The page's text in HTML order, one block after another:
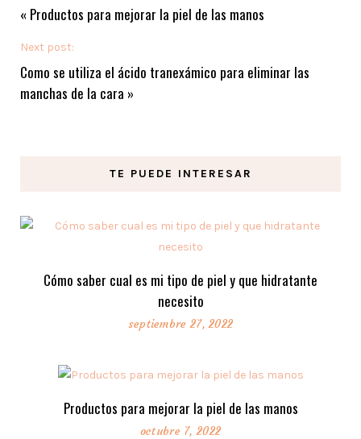
« Productos para mejorar la piel de las manos
Next post:
Como se utiliza el ácido tranexámico para eliminar las
manchas de la cara »
TE PUEDE INTERESAR
Cómo saber cual es mi tipo de piel y que hidratante
necesito
septiembre 27, 2022
Productos para mejorar la piel de las manos
octubre 7, 2022